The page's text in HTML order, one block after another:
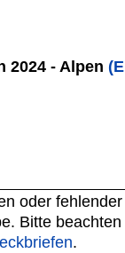
2024 - Alpen
oder
Bitte
.